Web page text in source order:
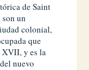
de Saint
un
colonial,
que
XVII, y es la
nuevo